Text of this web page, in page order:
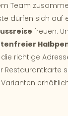
Team
dürfen sich auf
freuen.
richtige
Restaurantkarte